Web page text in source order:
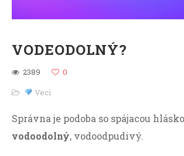
VODEODOLNÝ?
2389
0
Veci
Správna je podoba so spájacou
vodoodolný, vodoodpudivý.